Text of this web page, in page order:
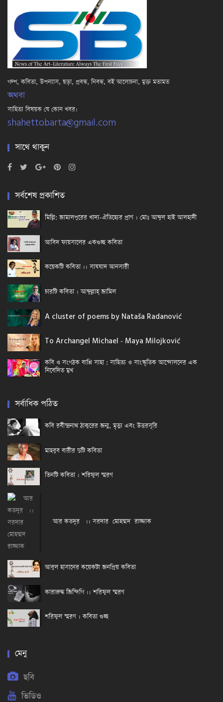
গল্প, কবিতা, উপন্যাস, ছড়া, প্রবন্ধ, নিবন্ধ, বই আলোচনা, মুক্ত মতামত
অথবা
সাহিত্য বিষয়ক যে কোন খবর।
shahettobarta@gmail.com
সাথে থাকুন
সর্বশেষ প্রকাশিত
মিল্লি: জামালপুরের খাদ্য-ঐতিহ্যের প্রাণ । মোঃ আব্দুল হাই আলহাদী
আবিদ ফায়সালের একগুচ্ছ কবিতা
কয়েকটি কবিতা ।। সাযযাদ আনসারী
চারটি কবিতা । আব্দুল্লাহ্ জামিল
A cluster of poems by Nataša Radanović
To Archangel Michael - Maya Milojković
কবি ও সংগঠক বাপ্পি সাহা : সাহিত্য ও সাংস্কৃতিক আন্দোলনের এক
নিবেদিত মুখ
সর্বাধিক পঠিত
কবি রবীন্দ্রনাথ ঠাকুরের জন্ম, মৃত্যু এবং উত্তরসূরি
মাহবুব বারীর দুটি কবিতা
তিনটি কবিতা । শরিফুল স্মরণ
আর কতদূর ।। সরদার মোহম্মদ রাজ্জাক
আবুল হাসানের কয়েকটা জনপ্রিয় কবিতা
কারারুদ্ধ জিন্দিগি ।। শরিফুল স্মরণ
শরিফুল স্মরণ । কবিতা গুচ্ছ
মেনু
ছবি
ভিডিও